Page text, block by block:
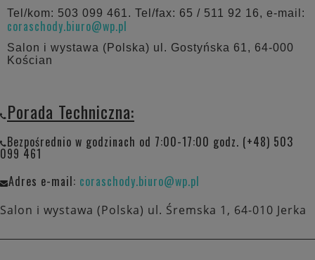
Tel/kom: 503 099 461. Tel/fax: 65 / 511 92 16, e-mail:
coraschody.biuro@wp.pl
Salon i wystawa (Polska) ul. Gostyńska 61, 64-000
Kościan
Porada Techniczna:
Bezpośrednio w godzinach od 7:00-17:00 godz. (+48) 503
099 461
Adres e-mail: coraschody.biuro@wp.pl
Salon i wystawa (Polska) ul. Śremska 1, 64-010 Jerka